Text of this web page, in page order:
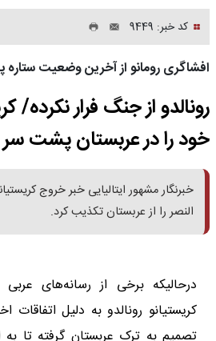
کد خبر: 9449
افشاگری رومانو از آخرین وضعیت ستاره
رونالدو از جنگ فرار
خود را در عربستان پشت
خبرنگار مشهور ایتالیایی خبر خروج
النصر را از عربستان تکذیب کرد.
درحالیکه برخی از رسانه‌های
کریستیانو رونالدو به دلیل